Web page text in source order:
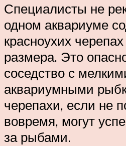
Специалисты не
одном аквариуме
красноухих черепах
размера. Это
соседство с
аквариумными
черепахи, если не
вовремя, могут
за рыбами.